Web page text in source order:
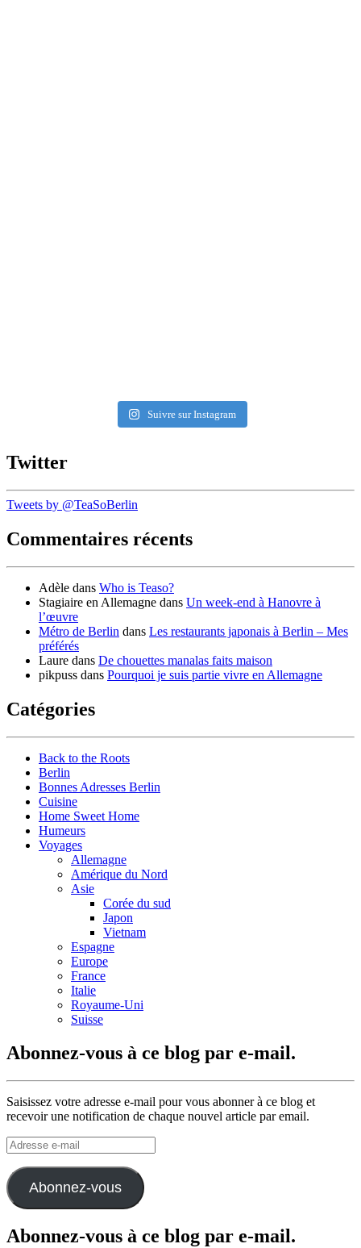
Suivre sur Instagram
Twitter
Tweets by @TeaSoBerlin
Commentaires récents
Adèle dans Who is Teaso?
Stagiaire en Allemagne dans Un week-end à Hanovre à
l’œuvre
Métro de Berlin dans Les restaurants japonais à Berlin – Mes
préférés
Laure dans De chouettes manalas faits maison
pikpuss dans Pourquoi je suis partie vivre en Allemagne
Catégories
Back to the Roots
Berlin
Bonnes Adresses Berlin
Cuisine
Home Sweet Home
Humeurs
Voyages
Allemagne
Amérique du Nord
Asie
Corée du sud
Japon
Vietnam
Espagne
Europe
France
Italie
Royaume-Uni
Suisse
Abonnez-vous à ce blog par e-mail.
Saisissez votre adresse e-mail pour vous abonner à ce blog et
recevoir une notification de chaque nouvel article par email.
Adresse
e-
mail
Abonnez-vous
Abonnez-vous à ce blog par e-mail.